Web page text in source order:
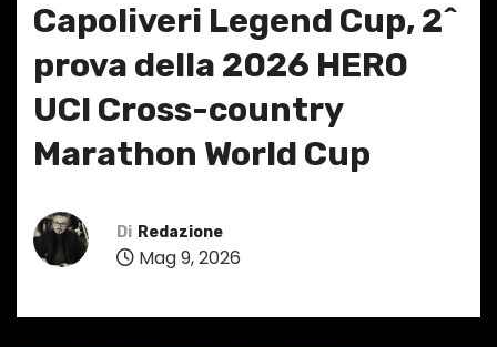
Capoliveri Legend Cup, 2^
prova della 2026 HERO
UCI Cross-country
Marathon World Cup
Di Redazione
Mag 9, 2026